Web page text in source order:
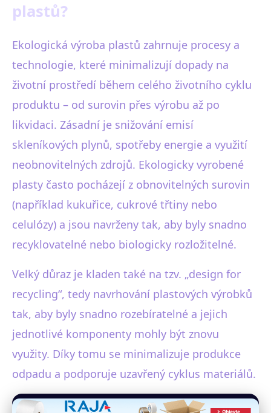
plastů?
Ekologická výroba plastů zahrnuje procesy a
technologie, které minimalizují dopady na
životní prostředí během celého životního cyklu
produktu – od surovin přes výrobu až po
likvidaci. Zásadní je snižování emisí
skleníkových plynů, spotřeby energie a využití
neobnovitelných zdrojů. Ekologicky vyrobené
plasty často pocházejí z obnovitelných surovin
(například kukuřice, cukrové třtiny nebo
celulózy) a jsou navrženy tak, aby byly snadno
recyklovatelné nebo biologicky rozložitelné.
Velký důraz je kladen také na tzv. „design for
recycling“, tedy navrhování plastových výrobků
tak, aby byly snadno rozebíratelné a jejich
jednotlivé komponenty mohly být znovu
využity. Díky tomu se minimalizuje produkce
odpadu a podporuje uzavřený cyklus materiálů.